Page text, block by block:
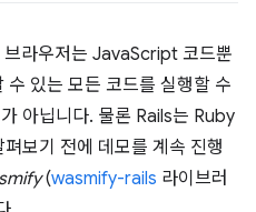
라우저는 JavaScript 코드뿐
있는 모든 코드를 실행할 수
아닙니다. 물론 Rails는 Ruby
보기 전에 데모를 계속 진행
(wasmify-rails 라이브러